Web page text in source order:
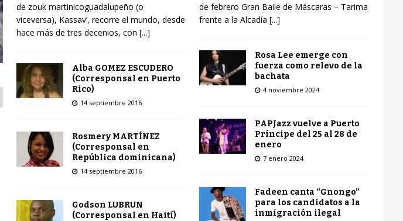
de zouk martinicoguadalupeño (o
viceversa), Kassav’, recorre el mundo, desde
hace más de tres decenios, con [...]
Alba GOMEZ ESCUDERO
(Corresponsal en Puerto
Rico)
14 septiembre 2016
Rosmery MARTÍNEZ
(Corresponsal en
República dominicana)
14 septiembre 2016
Godson LUBRUN
(Corresponsal en Haití)
de febrero Gran Baile de Máscaras – Tarima
frente a la Alcadía [...]
Rosa Lee emerge con
fuerza como relevo de la
bachata
4 noviembre 2024
PAPJazz vuelve a Puerto
Príncipe del 25 al 28 de
enero
7 enero 2024
Fadeen canta “Gnongo”
para los candidatos a la
inmigración ilegal